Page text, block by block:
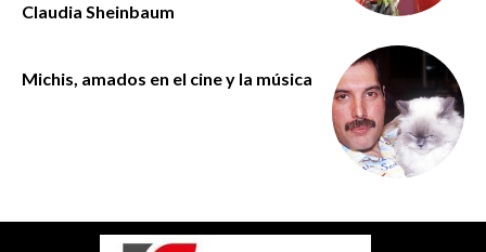
Claudia Sheinbaum
Michis, amados en el cine y la música